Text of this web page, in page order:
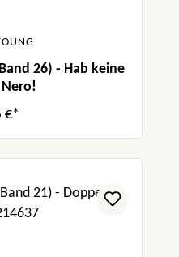
26) - Hab keine
€*